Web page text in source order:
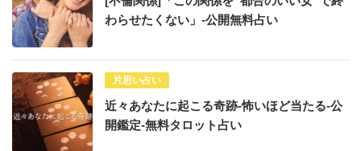
わらせたくない」-公開無料占い
片思い占い
近々あなたに起こる奇跡-怖いほど当たる-公
開鑑定-無料タロット占い